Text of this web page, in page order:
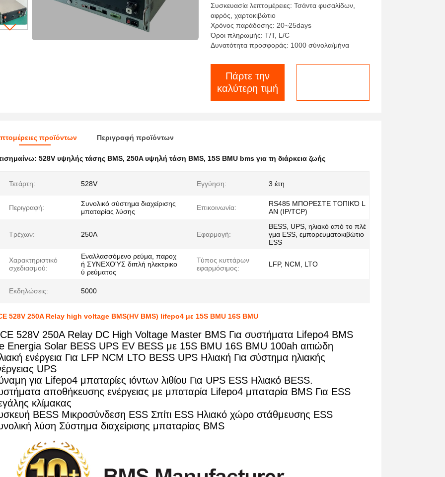
Συσκευασία λεπτομέρειες: Τσάντα φυσαλίδων,
αφρός, χαρτοκιβώτιο
Χρόνος παράδοσης: 20~25days
Όροι πληρωμής: T/T, L/C
Δυνατότητα προσφοράς: 1000 σύνολα/μήνα
Πάρτε την
καλύτερη τιμή
προϊόντων Περιγραφή προϊόντων
528V υψηλής τάσης BMS, 250A υψηλή τάση BMS, 15S BMU bms για τη διάρκεια ζωής
Τετάρτη: 528V Εγγύηση: 3 έτη
Περιγραφή:
Συνολικό σύστημα διαχείρισης
μπαταρίας λύσης
Επικοινωνία:
RS485 ΜΠΟΡΕΣΤΕ ΤΟΠΙΚΌ L
AN (IP/TCP)
Τρέχων: 250A Εφαρμογή:
BESS, UPS, ηλιακό από το πλέ
γμα ESS, εμπορευματοκιβώτιο
ESS
Χαρακτηριστικό
σχεδιασμού:
Εναλλασσόμενο ρεύμα, παροχ
ή ΣΥΝΕΧΟΎΣ διπλή ηλεκτρικο
ύ ρεύματος
Τύπος κυττάρων
εφαρμόσιμος:
LFP, NCM, LTO
Εκδηλώσεις: 5000
528V 250A Relay high voltage BMS(HV BMS) lifepo4 με 15S BMU 16S BMU
528V 250A Relay DC High Voltage Master BMS Για συστήματα Lifepo4 BMS
Energia Solar BESS UPS EV BESS με 15S BMU 16S BMU 100ah αιτιώδη
ενέργεια Για LFP NCM LTO BESS UPS Ηλιακή Για σύστημα ηλιακής
UPS
για Lifepo4 μπαταρίες ιόντων λιθίου Για UPS ESS Ηλιακό BESS.
αποθήκευσης ενέργειας με μπαταρία Lifepo4 μπαταρία BMS Για ESS
κλίμακας
BESS Μικροσύνδεση ESS Σπίτι ESS Ηλιακό χώρο στάθμευσης ESS
λύση Σύστημα διαχείρισης μπαταρίας BMS